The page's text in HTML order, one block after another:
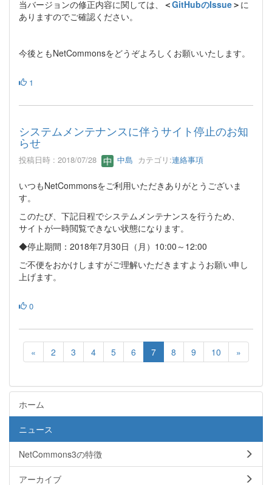
当バージョンの修正内容に関しては、
＜GitHubのIssue＞ に
ありますのでご確認ください。
今後ともNetCommonsをどうぞよろしくお願いいたします。
1
システムメンテナンスに伴うサイト停止のお知
らせ
投稿日時 : 2018/07/28 中島 カテゴリ:連絡事項
いつもNetCommonsをご利用いただきありがとうございま
す。
このたび、下記日程でシステムメンテナンスを行うため、
サイトが一時閲覧できない状態になります。
◆停止期間：2018年7月30日（月）10:00～12:00
ご不便をおかけしますがご理解いただきますようお願い申し
上げます。
0
« 2 3 4 5 6 7 8 9 10 »
ホーム
ニュース
NetCommons3の特徴
アーカイブ